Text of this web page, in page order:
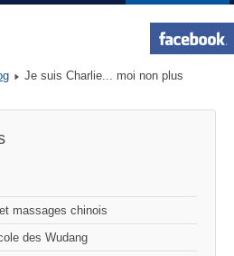
Je suis Charlie... moi non plus
massages chinois
des Wudang